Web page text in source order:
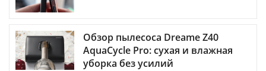
Обзор пылесоса Dreame Z40
AquaCycle Pro: сухая и влажная
уборка без усилий